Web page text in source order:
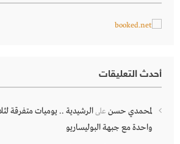
أحدث التعليقات
لمحمدي حسن علىالرشيدية .. يوميات متفرقة
واحدة مع جبهة البوليساريو